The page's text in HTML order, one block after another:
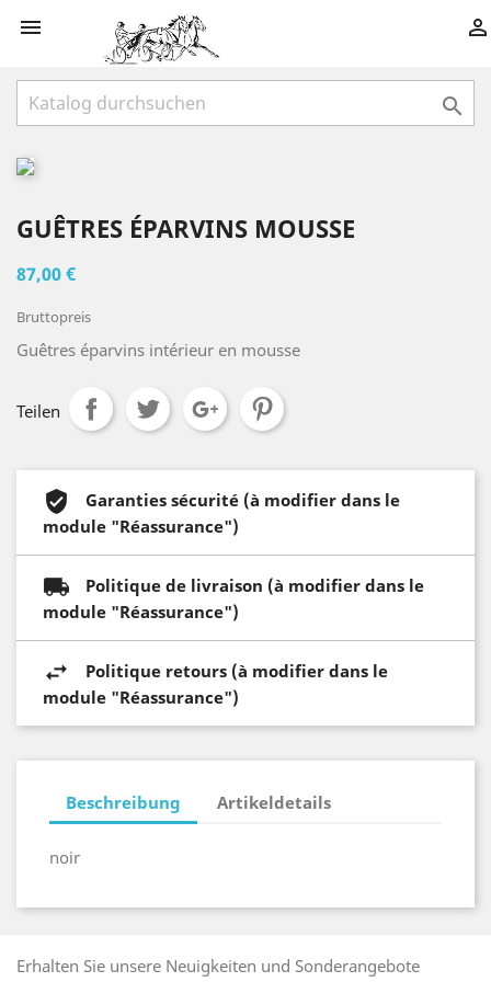
 

GUÊTRES ÉPARVINS MOUSSE
87,00 €
Bruttopreis
Guêtres éparvins intérieur en mousse
Teilen
Garanties sécurité (à modifier dans le
module "Réassurance")
Politique de livraison (à modifier dans le
module "Réassurance")
Politique retours (à modifier dans le
module "Réassurance")
Beschreibung Artikeldetails
noir
Erhalten Sie unsere Neuigkeiten und Sonderangebote